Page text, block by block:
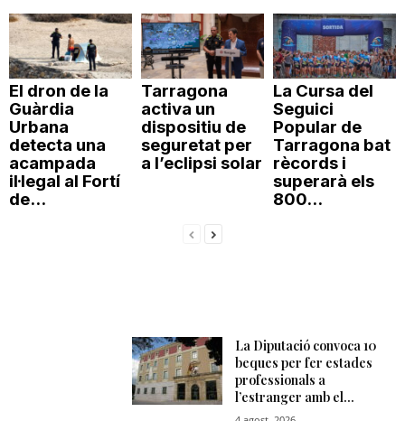
El dron de la
Guàrdia
Urbana
detecta una
acampada
il·legal al Fortí
de...
Tarragona
activa un
dispositiu de
seguretat per
a l’eclipsi solar
La Cursa del
Seguici
Popular de
Tarragona bat
rècords i
superarà els
800...